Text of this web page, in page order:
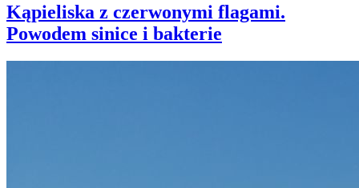
Kąpieliska z czerwonymi flagami.
Powodem sinice i bakterie